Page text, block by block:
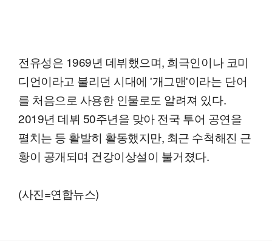
전유성은 1969년 데뷔했으며, 희극인이나 코미
디언이라고 불리던 시대에 '개그맨'이라는 단어
를 처음으로 사용한 인물로도 알려져 있다.
2019년 데뷔 50주년을 맞아 전국 투어 공연을
펼치는 등 활발히 활동했지만, 최근 수척해진 근
황이 공개되며 건강이상설이 불거졌다.
(사진=연합뉴스)